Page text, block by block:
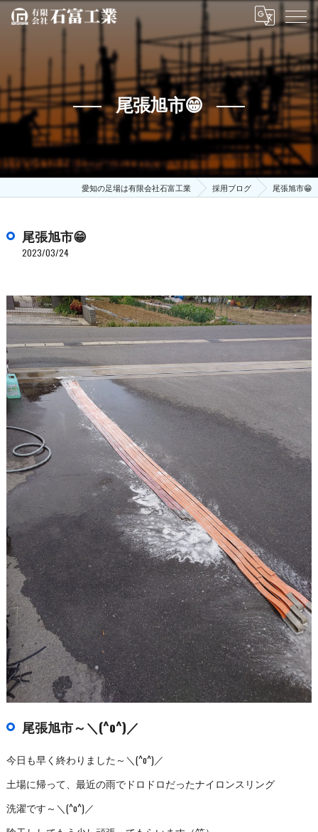
尾張旭市😁
愛知の足場は有限会社石富工業 採用ブログ 尾張旭市😁
尾張旭市😁
2023/03/24
尾張旭市～＼(^o^)／
今日も早く終わりました～＼(^o^)／
土場に帰って、最近の雨でドロドロだったナイロンスリング
洗濯です～＼(^o^)／